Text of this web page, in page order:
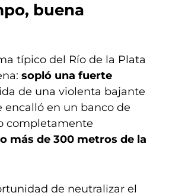
buena
típico del Río de la Plata
sopló una fuerte
de una violenta bajante
encalló en un banco de
completamente
más de 300 metros de la
de neutralizar el